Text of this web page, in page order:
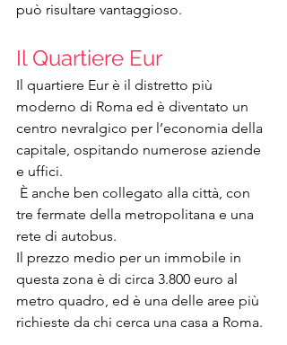
può risultare vantaggioso.
Il Quartiere Eur
Il quartiere Eur è il distretto più
moderno di Roma ed è diventato un
centro nevralgico per l’economia della
capitale, ospitando numerose aziende
e uffici.
È anche ben collegato alla città, con
tre fermate della metropolitana e una
rete di autobus.
Il prezzo medio per un immobile in
questa zona è di circa 3.800 euro al
metro quadro, ed è una delle aree più
richieste da chi cerca una casa a Roma.